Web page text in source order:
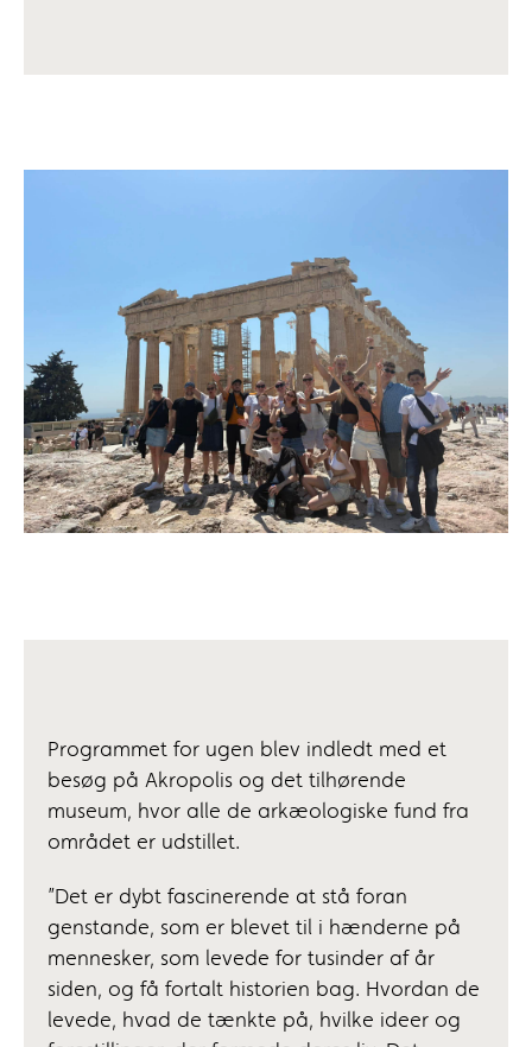
Programmet for ugen blev indledt med et
besøg på Akropolis og det tilhørende
museum, hvor alle de arkæologiske fund fra
området er udstillet.
”Det er dybt fascinerende at stå foran
genstande, som er blevet til i hænderne på
mennesker, som levede for tusinder af år
siden, og få fortalt historien bag. Hvordan de
levede, hvad de tænkte på, hvilke ideer og